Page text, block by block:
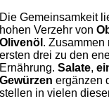
Die Gemeinsamkeit
hohen Verzehr von
Olivenöl .
ersten drei zu den
Ernährung.Salate,
Gewürzen ergänzen
stellen in vielen